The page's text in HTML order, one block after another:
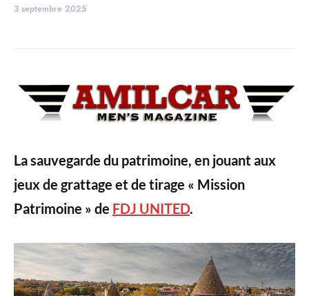
3 septembre 2025
La sauvegarde du patrimoine, en jouant aux
jeux de grattage et de tirage « Mission
Patrimoine » de FDJ UNITED.